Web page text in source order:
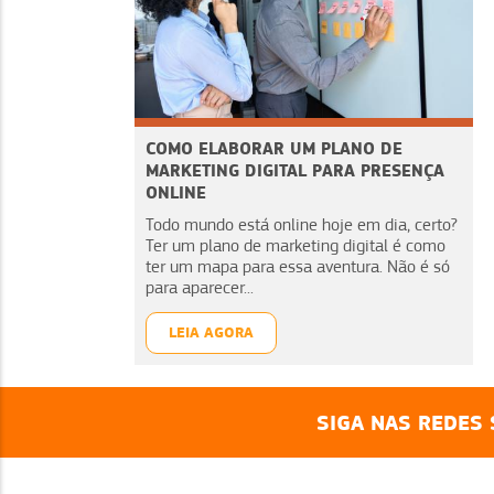
COMO ELABORAR UM PLANO DE
MARKETING DIGITAL PARA PRESENÇA
ONLINE
Todo mundo está online hoje em dia, certo?
Ter um plano de marketing digital é como
ter um mapa para essa aventura. Não é só
para aparecer...
LEIA AGORA
SIGA NAS REDES